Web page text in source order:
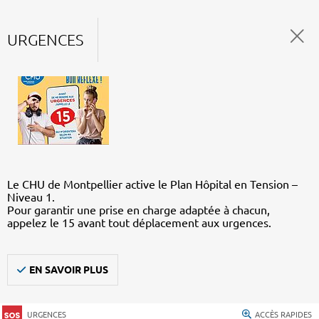
URGENCES
Le CHU de Montpellier active le Plan Hôpital en Tension –
Niveau 1.
Pour garantir une prise en charge adaptée à chacun,
appelez le 15 avant tout déplacement aux urgences.
EN SAVOIR PLUS
URGENCES ACCÈS RAPIDES